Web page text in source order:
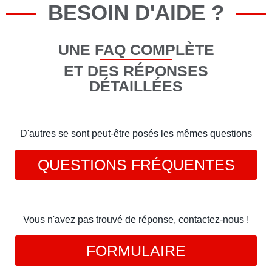
BESOIN D'AIDE ?
UNE FAQ COMPLÈTE
ET DES RÉPONSES
DÉTAILLÉES
D'autres se sont peut-être posés les mêmes questions
QUESTIONS FRÉQUENTES
Vous n'avez pas trouvé de réponse, contactez-nous !
FORMULAIRE